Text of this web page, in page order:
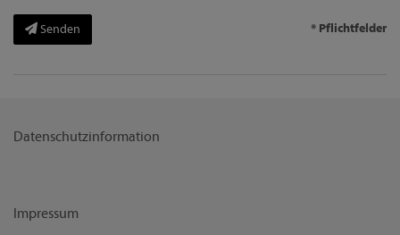
Senden * Pflichtfelder
Datenschutzinformation
Impressum